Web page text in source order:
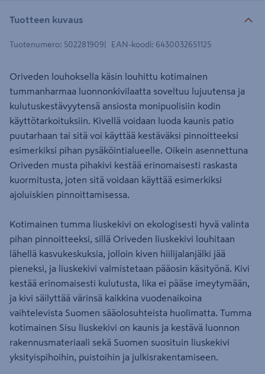
Tuotteen kuvaus
Tuotenumero: 502281909 EAN-koodi: 6430032651125
Oriveden louhoksella käsin louhittu kotimainen
tummanharmaa luonnonkivilaatta soveltuu lujuutensa ja
kulutuskestävyytensä ansiosta monipuolisiin kodin
käyttötarkoituksiin. Kivellä voidaan luoda kaunis patio
puutarhaan tai sitä voi käyttää kestäväksi pinnoitteeksi
esimerkiksi pihan pysäköintialueelle. Oikein asennettuna
Oriveden musta pihakivi kestää erinomaisesti raskasta
kuormitusta, joten sitä voidaan käyttää esimerkiksi
ajoluiskien pinnoittamisessa.
Kotimainen tumma liuskekivi on ekologisesti hyvä valinta
pihan pinnoitteeksi, sillä Oriveden liuskekivi louhitaan
lähellä kasvukeskuksia, jolloin kiven hiilijalanjälki jää
pieneksi, ja liuskekivi valmistetaan pääosin käsityönä. Kivi
kestää erinomaisesti kulutusta, lika ei pääse imeytymään,
ja kivi säilyttää värinsä kaikkina vuodenaikoina
vaihtelevista Suomen sääolosuhteista huolimatta. Tumma
kotimainen Sisu liuskekivi on kaunis ja kestävä luonnon
rakennusmateriaali sekä Suomen suosituin liuskekivi
yksityispihoihin, puistoihin ja julkisrakentamiseen.